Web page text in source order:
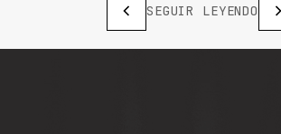
SEGUIR LEYENDO